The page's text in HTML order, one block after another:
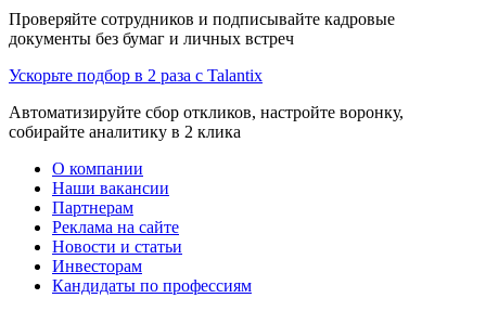
Проверяйте сотрудников и подписывайте кадровые
документы без бумаг и личных встреч
Ускорьте подбор в 2 раза с Talantix
Автоматизируйте сбор откликов, настройте воронку,
собирайте аналитику в 2 клика
О компании
Наши вакансии
Партнерам
Реклама на сайте
Новости и статьи
Инвесторам
Кандидаты по профессиям